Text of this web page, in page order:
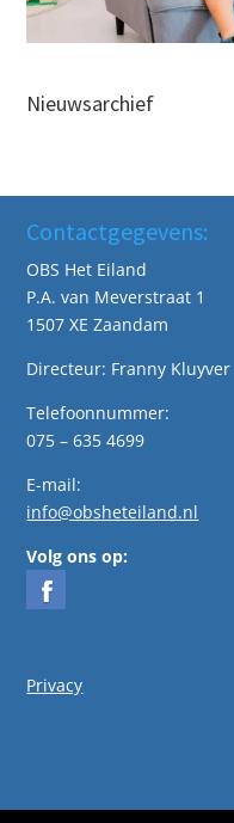
Nieuwsarchief
Contactgegevens:
OBS Het Eiland
P.A. van Meverstraat 1
1507 XE Zaandam
Directeur: Franny Kluyver
Telefoonnummer:
075 – 635 4699
E-mail:
info@obsheteiland.nl
Volg ons op:
Privacy